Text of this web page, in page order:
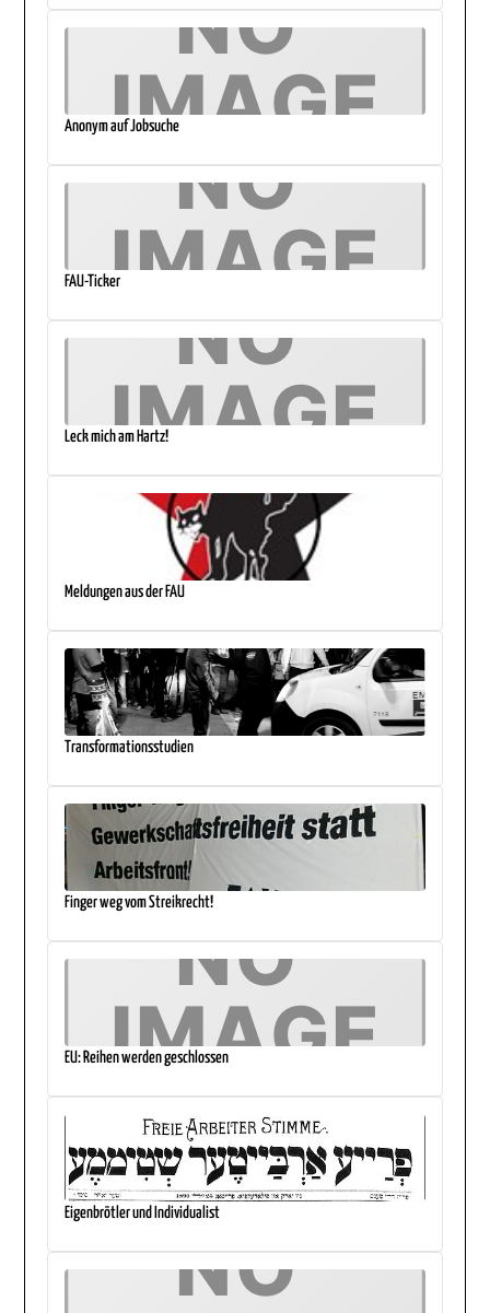
Anonym auf Jobsuche
FAU-Ticker
Leck mich am Hartz!
Meldungen aus der FAU
Transformationsstudien
Finger weg vom Streikrecht!
EU: Reihen werden geschlossen
Eigenbrötler und Individualist